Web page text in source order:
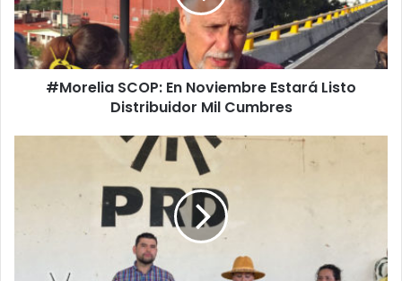
Listo
Distribuidor
Mil
Cumbres
#Morelia SCOP: En Noviembre Estará Listo
Distribuidor Mil Cumbres